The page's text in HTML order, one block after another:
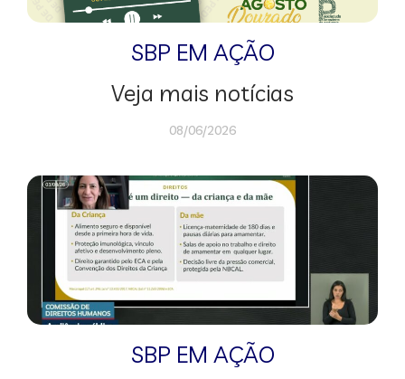
SBP EM AÇÃO
Veja mais notícias
08/06/2026
SBP EM AÇÃO